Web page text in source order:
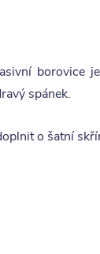
borovice
spánek.
o šatní